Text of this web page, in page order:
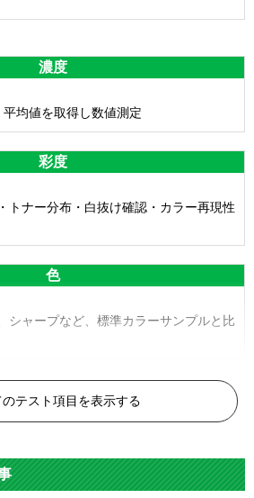
濃度
均値を取得し数値測定
彩度
トナー分布・白抜け確認・カラー再現性
色
シャープなど、標準カラーサンプルと比
グレースケール
テスト項目を表示する